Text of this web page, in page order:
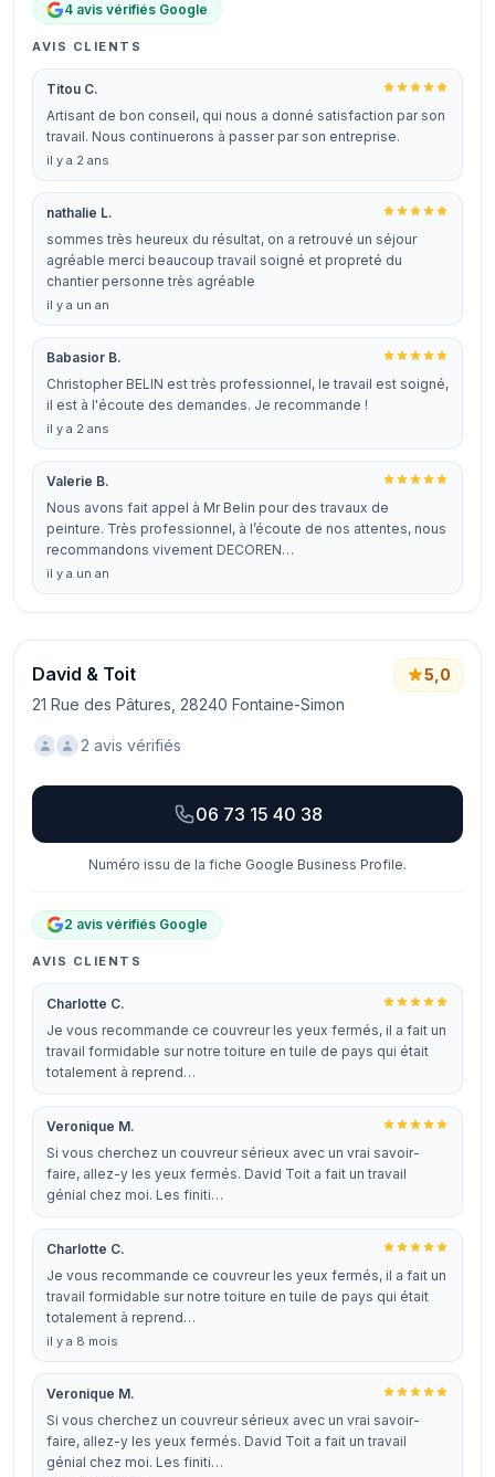
4 avis vérifiés Google
AVIS CLIENTS
Titou C.
Artisant de bon conseil, qui nous a donné satisfaction par son
travail. Nous continuerons à passer par son entreprise.
il y a 2 ans
nathalie L.
sommes très heureux du résultat, on a retrouvé un séjour
agréable merci beaucoup travail soigné et propreté du
chantier personne très agréable
il y a un an
Babasior B.
Christopher BELIN est très professionnel, le travail est soigné,
il est à l'écoute des demandes. Je recommande !
il y a 2 ans
Valerie B.
Nous avons fait appel à Mr Belin pour des travaux de
peinture. Très professionnel, à l’écoute de nos attentes, nous
recommandons vivement DECOREN…
il y a un an
David & Toit
21 Rue des Pâtures, 28240 Fontaine-Simon
5,0
2 avis vérifiés
06 73 15 40 38
Numéro issu de la fiche Google Business Profile.
2 avis vérifiés Google
AVIS CLIENTS
Charlotte C.
Je vous recommande ce couvreur les yeux fermés, il a fait un
travail formidable sur notre toiture en tuile de pays qui était
totalement à reprend…
Veronique M.
Si vous cherchez un couvreur sérieux avec un vrai savoir-
faire, allez-y les yeux fermés. David Toit a fait un travail
génial chez moi. Les finiti…
Charlotte C.
Je vous recommande ce couvreur les yeux fermés, il a fait un
travail formidable sur notre toiture en tuile de pays qui était
totalement à reprend…
il y a 8 mois
Veronique M.
Si vous cherchez un couvreur sérieux avec un vrai savoir-
faire, allez-y les yeux fermés. David Toit a fait un travail
génial chez moi. Les finiti…